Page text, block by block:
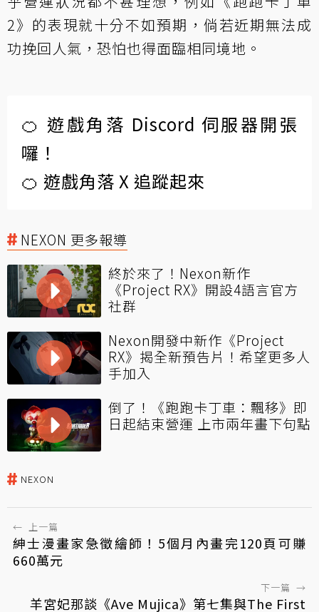
2》的表現就十分不如預期，倘若近期無法成
功挽回人氣，恐怕也得面臨相同境地。
🍊 遊戲角落 Discord 伺服器開張
囉！
🍊 遊戲角落 X 追蹤起來
NEXON 更多報導
終於來了！Nexon新作
《Project RX》開設4語言官方
社群
Nexon開發中新作《Project
RX》揭全新預告片！希望更多人
手加入
倒了！《跑跑卡丁車：飄移》即
日起結束營運 上市兩年畫下句點
NEXON
← 上一篇
紳士漫畫家急徵繪師！5個月內畫完120頁可賺
660萬元
下一篇 →
羊宮妃那談《Ave Mujica》第七集與The First